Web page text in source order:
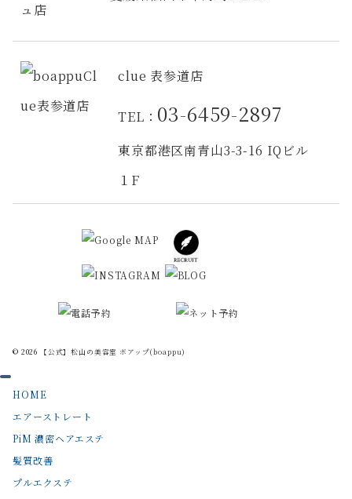
clue 表参道店
TEL： 03-6459-2897
東京都港区南青山3-3-16 IQビル
１F
© 2026 【公式】松山の美容室 ボアップ(boappu)
HOME
エアーストレート
PiM 濃密ヘアエステ
髪質改善
プルエクステ